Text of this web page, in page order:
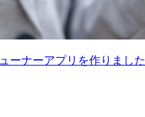
ーナーアプリを作りました